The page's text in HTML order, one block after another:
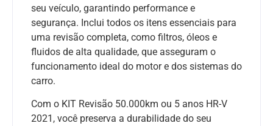
seu veículo, garantindo performance e
segurança. Inclui todos os itens essenciais para
uma revisão completa, como filtros, óleos e
fluidos de alta qualidade, que asseguram o
funcionamento ideal do motor e dos sistemas do
carro.
Com o KIT Revisão 50.000km ou 5 anos HR-V
2021, você preserva a durabilidade do seu